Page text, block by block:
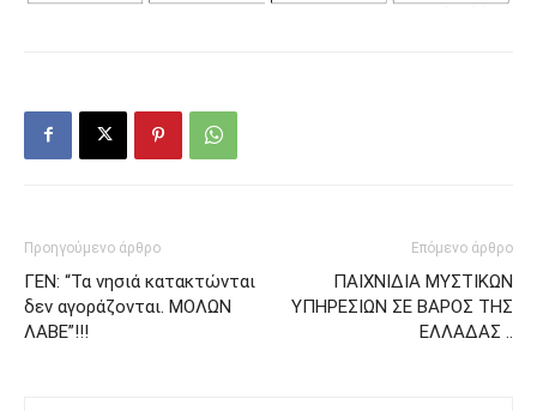
Προηγούμενο άρθρο
ΓΕΝ: “Τα νησιά κατακτώνται
δεν αγοράζονται. ΜΟΛΩΝ
ΛΑΒΕ”!!!
Επόμενο άρθρο
ΠΑΙΧΝΙΔΙΑ ΜΥΣΤΙΚΩΝ
ΥΠΗΡΕΣΙΩΝ ΣΕ ΒΑΡΟΣ ΤΗΣ
ΕΛΛΑΔΑΣ ..